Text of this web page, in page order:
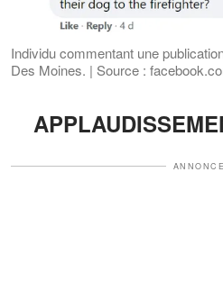
Individu commentant une
Des Moines. | Source :